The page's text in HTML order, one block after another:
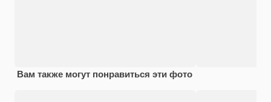
Вам также могут понравиться эти фото